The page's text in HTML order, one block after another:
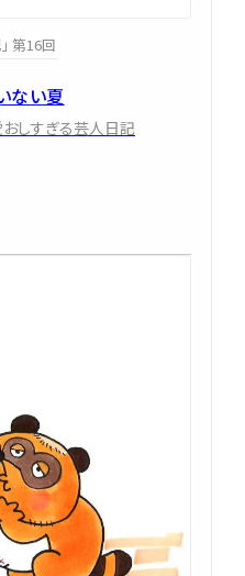
第16回
ない夏
しすぎる芸人日記